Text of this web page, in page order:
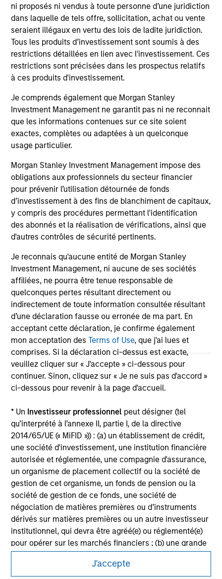
ni proposés ni vendus à toute personne d’une juridiction
dans laquelle de tels offre, sollicitation, achat ou vente
seraient illégaux en vertu des lois de ladite juridiction.
Tous les produits d’investissement sont soumis à des
restrictions détaillées en lien avec l'investissement. Ces
restrictions sont précisées dans les prospectus relatifs
à ces produits d'investissement.
Je comprends également que Morgan Stanley
Investment Management ne garantit pas ni ne reconnait
que les informations contenues sur ce site soient
exactes, complètes ou adaptées à un quelconque
usage particulier.
Morgan Stanley Investment Management impose des
obligations aux professionnels du secteur financier
pour prévenir l’utilisation détournée de fonds
d’investissement à des fins de blanchiment de capitaux,
y compris des procédures permettant l'identification
des abonnés et la réalisation de vérifications, ainsi que
d'autres contrôles de sécurité pertinents.
Je reconnais qu'aucune entité de Morgan Stanley
Investment Management, ni aucune de ses sociétés
affiliées, ne pourra être tenue responsable de
quelconques pertes résultant directement ou
indirectement de toute information consultée résultant
d’une déclaration fausse ou erronée de ma part. En
acceptant cette déclaration, je confirme également
mon acceptation desTerms of Use, que j'ai lues et
comprises. Si la déclaration ci-dessus est exacte,
veuillez cliquer sur « J'accepte » ci-dessous pour
continuer. Sinon, cliquez sur « Je ne suis pas d'accord »
ci-dessous pour revenir à la page d'accueil.
* Un Investisseur professionnel peut désigner (tel
qu’interprété à l’annexe II, partie I, de la directive
2014/65/UE (« MiFID »)) : (a) un établissement de crédit,
une société d'investissement, une institution financière
autorisée et réglementée, une compagnie d'assurance,
un organisme de placement collectif ou la société de
gestion de cet organisme, un fonds de pension ou la
société de gestion de ce fonds, une société de
négociation de matières premières ou d’instruments
dérivés sur matières premières ou un autre investisseur
institutionnel, qui devra être agréé(e) ou réglementé(e)
pour opérer sur les marchés financiers ; (b) une grande
entité remplissant au moins deux des critères de taille
suivants à l’échelle de la société : (I) un bilan total de
J'accepte
ARTICLE
2026 Russell Reconstitution: A New
Lens on Growth, Value and Active
Management
The 2026 Russell Reconstitution highlights a
broader shift in today’s market: the traditional
lines between Growth and Value are becoming
less distinct. Learn what Eaton Vance
investment teams think that means for
portfolio construction, diversification and
where they see opportunities for active
investors.
03-AUG-2026
May not represent all Team Members.
The information on this page is for informational
purposes only. The information contained herein does
not constitute and should not be construed as an
offering of advisory services or an offer to sell or a
solicitation of an offer to buy any securities in any
jurisdiction in which such offer or solicitation,
purchase or sale would be unlawful under the
securities, insurance or other laws of such jurisdiction.
Please refer to the strategy detail page for important
information on the strategy, including additional risk
considerations.